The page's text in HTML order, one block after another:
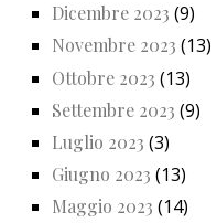
Dicembre 2023 (9)
Novembre 2023 (13)
Ottobre 2023 (13)
Settembre 2023 (9)
Luglio 2023 (3)
Giugno 2023 (13)
Maggio 2023 (14)